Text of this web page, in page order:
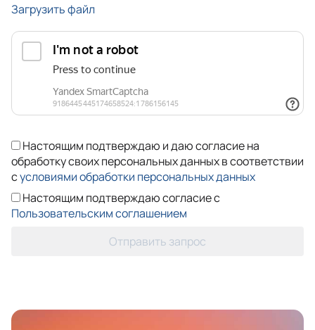
Загрузить файл
Настоящим подтверждаю и даю согласие на
обработку своих персональных данных в соответствии
сусловиями обработки персональных данных
Настоящим подтверждаю согласие с
Пользовательским соглашением
Отправить запрос